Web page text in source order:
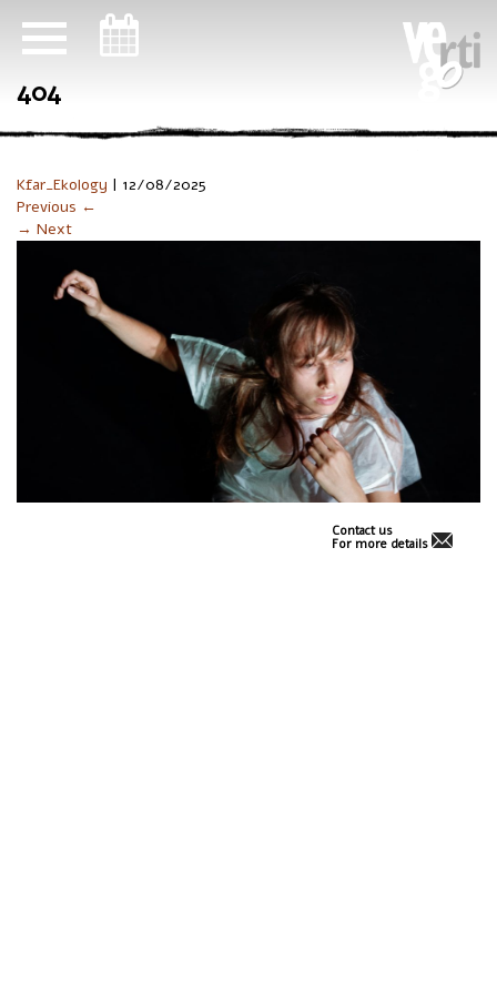
404
Kfar_Ekology | 12/08/2025
Previous ←
→ Next
Contact us
For more details